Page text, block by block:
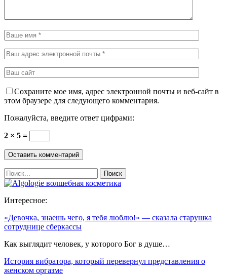
Сохраните мое имя, адрес электронной почты и веб-сайт в
этом браузере для следующего комментария.
Пожалуйста, введите ответ цифрами:
2 × 5 =
Интересное:
«Девочка, знаешь чего, я тебя люблю!» — сказала старушка
сотруднице сберкассы
Как выглядит человек, у которого Бог в душе…
История вибратора, который перевернул представления о
женском оргазме